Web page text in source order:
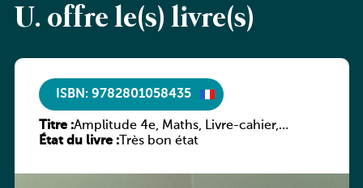
U. offre le(s) livre(s)
ISBN: 9782801058435
Titre :Amplitude 4e, Maths, Livre-cahier,
version luxembourgeoise
État du livre :Très bon état